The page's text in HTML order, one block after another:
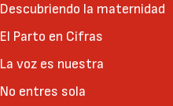
Descubriendo la maternidad
El Parto en Cifras
La voz es nuestra
No entres sola